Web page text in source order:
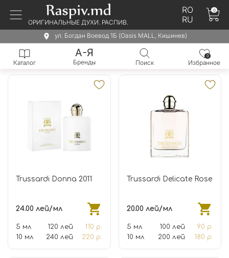
ОРИГИНАЛЬНЫЕ ДУХИ. РАСПИВ.
RO
RU
0
ул. Богдан Воевод 1Б (Oasis MALL, Кишинев)
Каталог
А-Я
Бренды Поиск
0
Избранное
Trussardi Donna 2011
24.00 лей/мл
5 мл 120 лей
110 р.
10 мл
240 лей 220 р.
Trussardi Delicate Rose
20.00 лей/мл
5 мл 100 лей
90 р.
10 мл
200 лей 180 р.